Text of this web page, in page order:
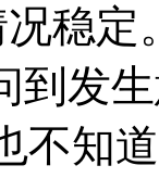
稳定
到发
不知